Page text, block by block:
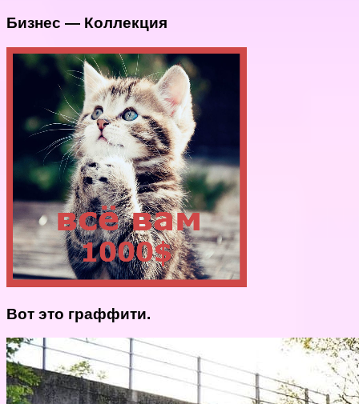
Бизнес — Коллекция
Вот это граффити.